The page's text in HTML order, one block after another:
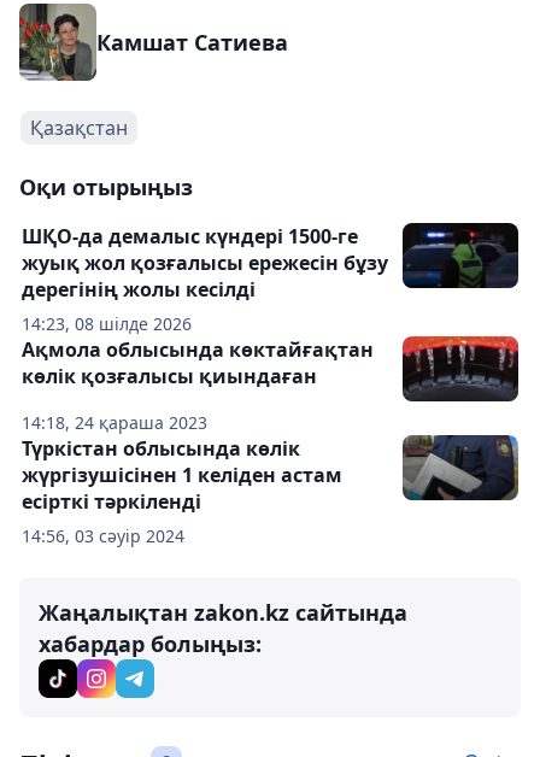
Камшат Сатиева
Қазақстан
Оқи отырыңыз
14:23, 08 шілде 2026
ШҚО-да демалыс күндері 1500-ге
жуық жол қозғалысы ережесін бұзу
дерегінің жолы кесілді
14:18, 24 қараша 2023
Ақмола облысында көктайғақтан
көлік қозғалысы қиындаған
14:56, 03 сәуір 2024
Түркістан облысында көлік
жүргізушісінен 1 келіден астам
есірткі тәркіленді
Жаңалықтан zakon.kz сайтында
хабардар болыңыз: